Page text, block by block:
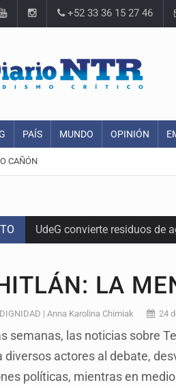
+52 33 36 15 27 46
PAÍS MUNDO OPINIÓN
CAÑÓN
UdeG convierte residuos de
Se recuperan ya de
SCJN ordena al Congreso
Fiscalía exhuma 126
Al archivo la mitad de
LA
| Anna Karolina Chimiak 24
semanas, las noticias sobre
diversos actores al debate,
políticas, mientras en